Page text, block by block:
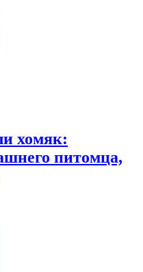
хомяк:
питомца,